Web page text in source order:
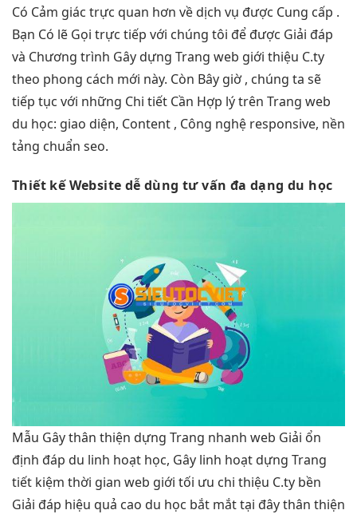
Có Cảm giác trực quan hơn về dịch vụ được Cung cấp .
Bạn Có lẽ Gọi trực tiếp với chúng tôi để được Giải đáp
và Chương trình Gây dựng Trang web giới thiệu C.ty
theo phong cách mới này. Còn Bây giờ , chúng ta sẽ
tiếp tục với những Chi tiết Cần Hợp lý trên Trang web
du học: giao diện, Content , Công nghệ responsive, nền
tảng chuẩn seo.
Thiết kế Website dễ dùng tư vấn đa dạng du học
Mẫu Gâythân thiện dựng Trang nhanh web Giải ổn
định đáp du linh hoạt học, Gây linh hoạt dựng Trang
tiết kiệm thời gian web giới tối ưu chi thiệu C.ty bền
Giải đáp hiệu quả cao du học bắt mắttại đâythân thiện